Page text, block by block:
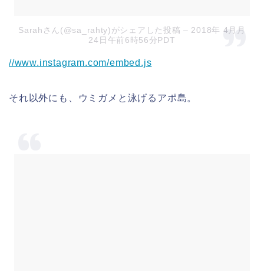
Sarahさん(@sa_rahty)がシェアした投稿 – 2018年 4月月
24日午前6時56分PDT
//www.instagram.com/embed.js
それ以外にも、ウミガメと泳げるアポ島。